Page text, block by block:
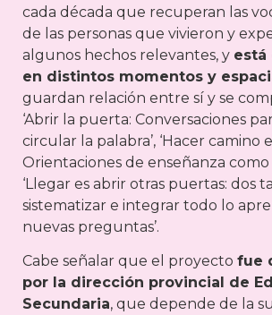
cada década que recuperan las
de las personas que vivieron y
algunos hechos relevantes, y está
en distintos momentos y
guardan relación entre sí y se
‘Abrir la puerta: Conversaciones
circular la palabra’, ‘Hacer camino
Orientaciones de enseñanza como
‘Llegar es abrir otras puertas: dos
sistematizar e integrar todo lo
nuevas preguntas’.
Cabe señalar que el proyecto fue
por la dirección provincial de
Secundaria, que depende de la